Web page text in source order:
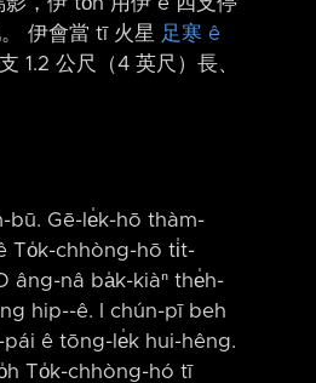
伊會當 tī 火星 足寒 ê
1.2 公尺（4 英尺）長、
bū. Gē-le̍k-hō thàm-
To̍k-chhòng-hō ti̍t-
âng-nâ ba̍k-kiàⁿ the̍h-
hip-⁠-ê. I chún-pī beh
ê tōng-le̍k hui-hêng.
To̍k-chhòng-hó tī